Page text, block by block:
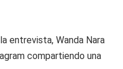
entrevista, Wanda Nara
compartiendo una